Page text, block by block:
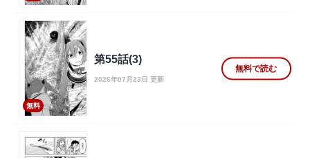
無料
第55話(3)
2026年07月23日 更新
無料で読む